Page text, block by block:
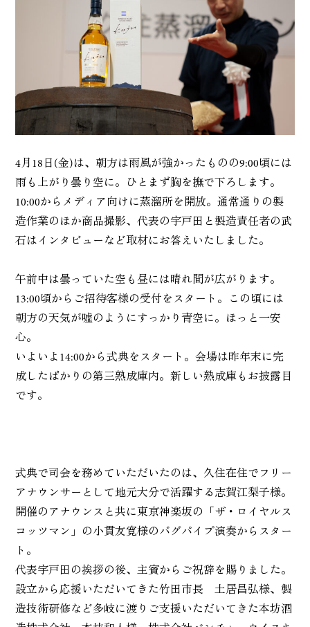
4月18日(金)は、朝方は雨風が強かったものの9:00頃には
雨も上がり曇り空に。ひとまず胸を撫で下ろします。
10:00からメディア向けに蒸溜所を開放。通常通りの製
造作業のほか商品撮影、代表の宇戸田と製造責任者の武
石はインタビューなど取材にお答えいたしました。
午前中は曇っていた空も昼には晴れ間が広がります。
13:00頃からご招待客様の受付をスタート。この頃には
朝方の天気が嘘のようにすっかり青空に。ほっと一安
心。
いよいよ14:00から式典をスタート。会場は昨年末に完
成したばかりの第三熟成庫内。新しい熟成庫もお披露目
です。
式典で司会を務めていただいたのは、久住在住でフリー
アナウンサーとして地元大分で活躍する志賀江梨子様。
開催のアナウンスと共に東京神楽坂の「ザ・ロイヤルス
コッツマン」の小貫友寛様のバグパイプ演奏からスター
ト。
代表宇戸田の挨拶の後、主賓からご祝辞を賜りました。
設立から応援いただいてきた竹田市長 土居昌弘様、製
造技術研修など多岐に渡りご支援いただいてきた本坊酒